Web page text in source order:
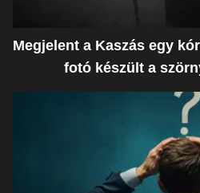
Megjelent a Kaszás egy
fotó készült a